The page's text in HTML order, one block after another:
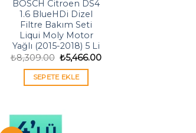
BOSCH Citroen DS4
1.6 BlueHDi Dizel
Filtre Bakım Seti
Liqui Moly Motor
Yağlı (2015-2018) 5 Li
₺8,309.00 Orijinal
fiyat:
₺8,309.00.
₺5,466.00Şu
SEPETE EKLE